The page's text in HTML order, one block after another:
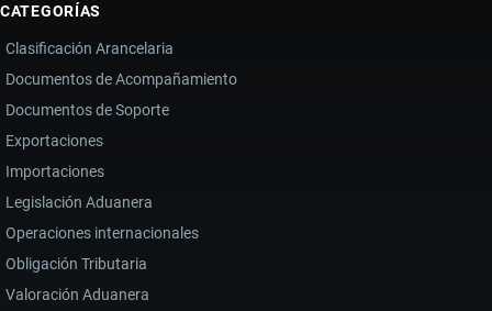
CATEGORÍAS
Clasificación Arancelaria
Documentos de Acompañamiento
Documentos de Soporte
Exportaciones
Importaciones
Legislación Aduanera
Operaciones internacionales
Obligación Tributaria
Valoración Aduanera